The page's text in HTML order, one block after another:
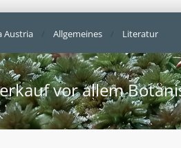
Austria Allgemeines Literatur
vor allem